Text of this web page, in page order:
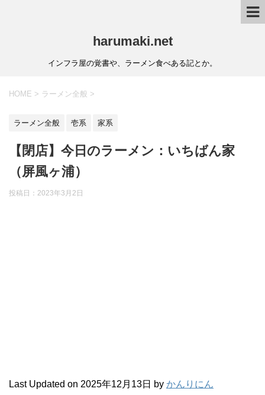
harumaki.net
インフラ屋の覚書や、ラーメン食べある記とか。
HOME > ラーメン全般 >
ラーメン全般 壱系 家系
【閉店】今日のラーメン：いちばん家
（屏風ヶ浦）
投稿日：2023年3月2日
Last Updated on 2025年12月13日 by かんりにん